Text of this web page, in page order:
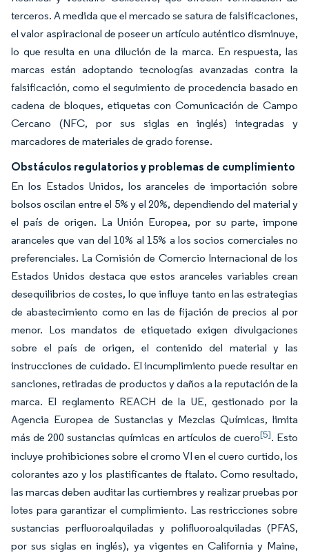
terceros. A medida que el mercado se satura de falsificaciones,
el valor aspiracional de poseer un artículo auténtico disminuye,
lo que resulta en una dilución de la marca. En respuesta, las
marcas están adoptando tecnologías avanzadas contra la
falsificación, como el seguimiento de procedencia basado en
cadena de bloques, etiquetas con Comunicación de Campo
Cercano (NFC, por sus siglas en inglés) integradas y
marcadores de materiales de grado forense.
Obstáculos regulatorios y problemas de cumplimiento
En los Estados Unidos, los aranceles de importación sobre
bolsos oscilan entre el 5% y el 20%, dependiendo del material y
el país de origen. La Unión Europea, por su parte, impone
aranceles que van del 10% al 15% a los socios comerciales no
preferenciales. La Comisión de Comercio Internacional de los
Estados Unidos destaca que estos aranceles variables crean
desequilibrios de costes, lo que influye tanto en las estrategias
de abastecimiento como en las de fijación de precios al por
menor. Los mandatos de etiquetado exigen divulgaciones
sobre el país de origen, el contenido del material y las
instrucciones de cuidado. El incumplimiento puede resultar en
sanciones, retiradas de productos y daños a la reputación de la
marca. El reglamento REACH de la UE, gestionado por la
Agencia Europea de Sustancias y Mezclas Químicas, limita
más de 200 sustancias químicas en artículos de cuero[5]. Esto
incluye prohibiciones sobre el cromo VI en el cuero curtido, los
colorantes azo y los plastificantes de ftalato. Como resultado,
las marcas deben auditar las curtiembres y realizar pruebas por
lotes para garantizar el cumplimiento. Las restricciones sobre
sustancias perfluoroalquiladas y polifluoroalquiladas (PFAS,
por sus siglas en inglés), ya vigentes en California y Maine,